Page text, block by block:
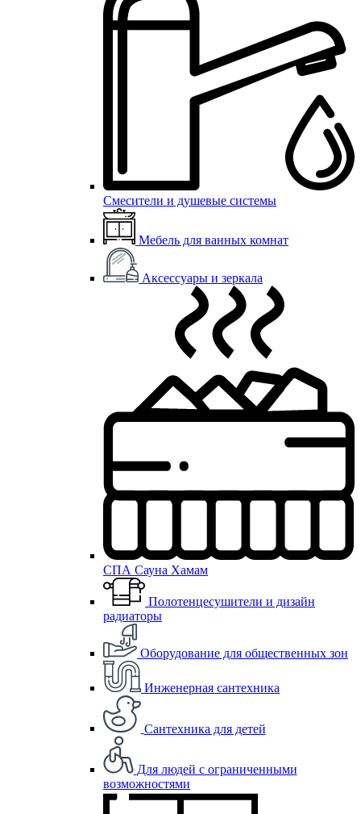
Смесители и душевые системы
Мебель для ванных комнат
Аксессуары и зеркала
СПА Сауна Хамам
Полотенцесушители и дизайн
радиаторы
Оборудование для общественных зон
Инженерная сантехника
Сантехника для детей
Для людей с ограниченными
возможностями